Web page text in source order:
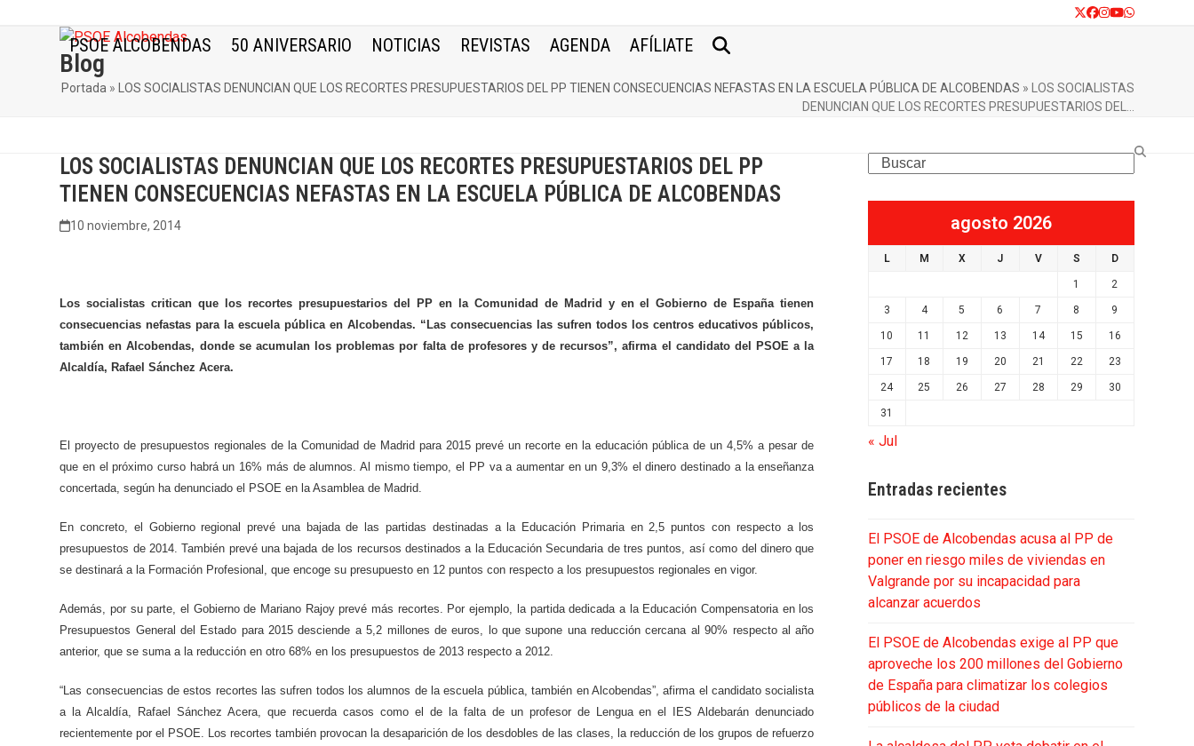
Twitter
Facebook
Instagram
YouTube
Whatsapp
PSOE ALCOBENDAS 50 ANIVERSARIO NOTICIAS REVISTAS AGENDA AFÍLIATE
Blog
Portada » LOS SOCIALISTAS DENUNCIAN QUE LOS RECORTES PRESUPUESTARIOS DEL PP TIENEN CONSECUENCIAS NEFASTAS EN LA ESCUELA PÚBLICA DE ALCOBENDAS »
LOS SOCIALISTAS
DENUNCIAN QUE LOS RECORTES PRESUPUESTARIOS DEL…
LOS SOCIALISTAS DENUNCIAN QUE LOS RECORTES PRESUPUESTARIOS DEL PP
TIENEN CONSECUENCIAS NEFASTAS EN LA ESCUELA PÚBLICA DE ALCOBENDAS
10 noviembre, 2014
Los socialistas critican que los recortes presupuestarios del PP en la Comunidad de Madrid y en el Gobierno de España tienen
consecuencias nefastas para la escuela pública en Alcobendas. “Las consecuencias las sufren todos los centros educativos públicos,
también en Alcobendas, donde se acumulan los problemas por falta de profesores y de recursos”, afirma el candidato del PSOE a la
Alcaldía, Rafael Sánchez Acera.
El proyecto de presupuestos regionales de la Comunidad de Madrid para 2015 prevé un recorteen la educación pública de un 4,5% a pesar de
que en el próximo curso habrá un 16% más de alumnos. Al mismo tiempo, el PP va a aumentar en un 9,3% el dinero destinado a la enseñanza
concertada, según ha denunciado el PSOE en la Asamblea de Madrid.
En concreto, el Gobierno regional prevé una bajada de las partidas destinadas a la Educación Primaria en 2,5 puntos con respecto a los
presupuestos de 2014. También prevé una bajada de los recursos destinados a la Educación Secundaria de tres puntos, así como del dinero que
se destinará a la Formación Profesional, que encoge su presupuesto en 12 puntos con respecto a los presupuestos regionales en vigor.
Además, por su parte, el Gobierno de Mariano Rajoy prevé más recortes. Por ejemplo,
la partida dedicada a la Educación Compensatoria en los
Presupuestos General del Estado para 2015 desciende a 5,2 millones de euros, lo que supone una reducción cercana al 90% respecto al año
anterior, que se suma a la reducción en otro 68% en los presupuestos de 2013 respecto a 2012.
“Las consecuencias de estos recortes las sufren todos los alumnos de la escuela pública, también en Alcobendas”, afirma el candidato socialista
a la Alcaldía, Rafael Sánchez Acera, que recuerda casos como el de la falta de un profesor de Lengua en el IES Aldebarán denunciado
recientemente por el PSOE. Los recortes también provocan la desaparición de los desdobles de las clases, la reducción de los grupos de refuerzo
Search
agosto 2026
L M X J V S D
1 2
3 4 5 6 7 8 9
10 11 12 13 14 15 16
17 18 19 20 21 22 23
24 25 26 27 28 29 30
31
« Jul
Entradas recientes
El PSOE de Alcobendas acusa al PP de
poner en riesgo miles de viviendas en
Valgrande por su incapacidad para
alcanzar acuerdos
El PSOE de Alcobendas exige al PP que
aproveche los 200 millones del Gobierno
de España para climatizar los colegios
públicos de la ciudad